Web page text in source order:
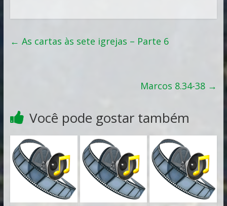
← As cartas às sete igrejas – Parte 6
Marcos 8.34-38 →
Você pode gostar também